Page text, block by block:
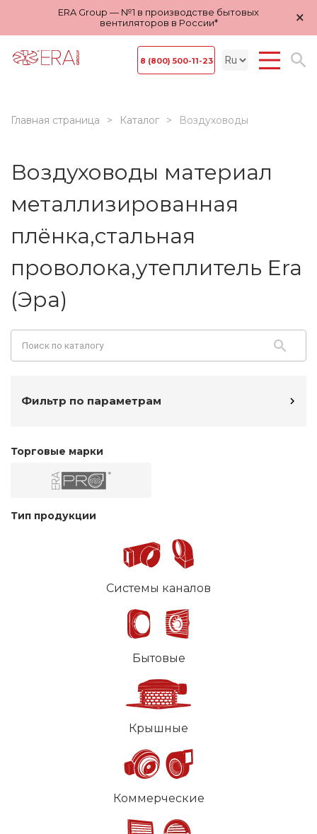
ERA Group — №1 в производстве бытовых
вентиляторов в России*
×
8 (800) 500-11-23
Главная страница Каталог Воздуховоды
Воздуховоды материал
металлизированная
плёнка,стальная
проволока,утеплитель Era
(Эра)
Фильтр по параметрам
Торговые марки
Тип продукции
Системы каналов
Бытовые
Крышные
Коммерческие